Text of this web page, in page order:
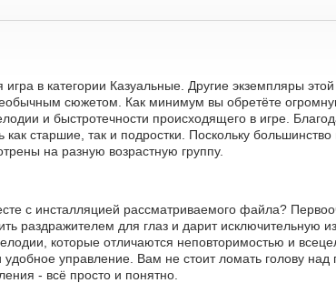
в категории Казуальные. Другие экземпляры
сюжетом. Как минимум вы обретёте
и быстротечности происходящего в игре.
как старшие, так и подростки. Поскольку
на разную возрастную группу.
с инсталляцией рассматриваемого файла?
раздражителем для глаз и дарит исключительную
которые отличаются неповторимостью и
удобное управление. Вам не стоит ломать голову над
- всё просто и понятно.